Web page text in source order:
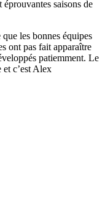
saisons de
les bonnes équipes
ont pas fait apparaître
patiemment. Le
et c’est Alex